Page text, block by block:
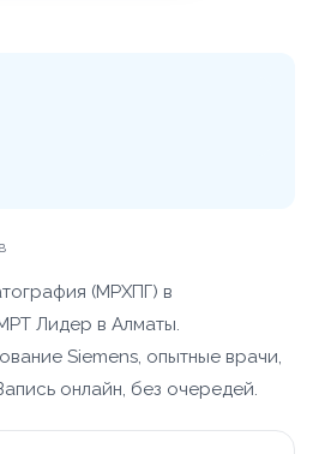
(МРХПГ) в
Лидер в Алматы.
Siemens, опытные врачи,
онлайн, без очередей.